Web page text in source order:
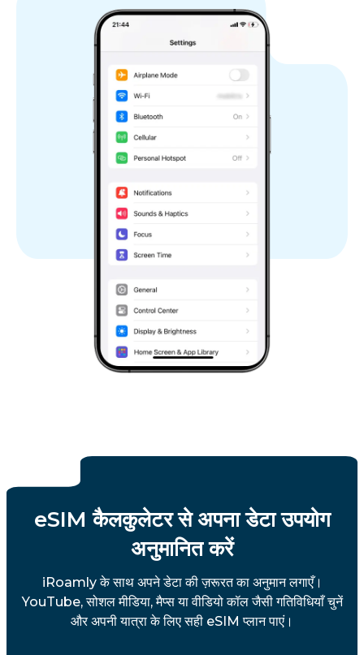
eSIM कैलकुलेटर से अपना डेटा उपयोग
अनुमानित करें
iRoamly के साथ अपने डेटा की ज़रूरत का अनुमान लगाएँ।
YouTube, सोशल मीडिया, मैप्स या वीडियो कॉल जैसी गतिविधियाँ चुनें
और अपनी यात्रा के लिए सही eSIM प्लान पाएं।